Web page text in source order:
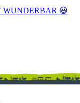
WUNDERBAR 😃